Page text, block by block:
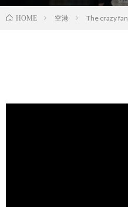
HOME 空港 The crazy